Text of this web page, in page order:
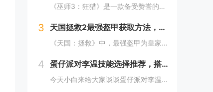
《巫师3：狂猎》是一款备受赞誉的角色扮演游戏，其现实中的灵感来源之一是波兰的梅德韦德堡和温特堡城堡。这两处地点以其独特的中世纪建筑风格和壮丽的自然风光，为游戏营造了奇幻而真实的背景。梅德韦德堡位于波兰南部，拥有悠久的历史和神秘氛围；而温特堡...
3 天国拯救2最强盔甲获取方法，全套装位置一览
《天国：拯救》中，最强盔甲为皇家骑士盔甲，获取较为复杂。首先需完成“皇家侍卫”任务线，帮助亨利成为国王的私人护卫。之后，在王宫内找到盔甲的具体位置，通常藏于密室或特定房间。完成相关任务后，玩家可获得这套顶级装备，大幅提升防御力和战斗能力。游...
4 蛋仔派对李温技能选择推荐，搭配出最佳套路
今天小白来给大家谈谈蛋仔派对李温技能选择推荐，搭配出最佳套路，以及蛋仔派对攻略对应的知识点，希望对大家有所帮助，不要忘了收藏本站呢今天给各位分享蛋仔派对李温技能选择推荐，搭配出最佳套路的知识，其中也会对蛋仔派对攻略进行解释，如果能碰巧解决你...